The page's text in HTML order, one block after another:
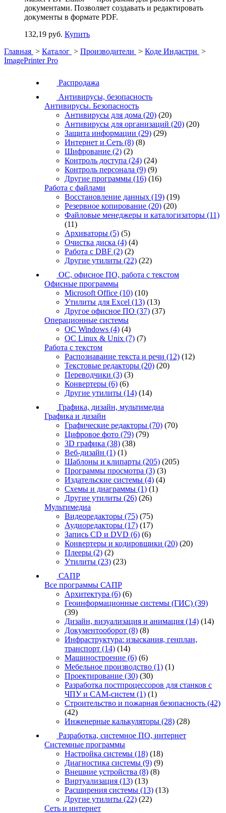
документами. Позволяет создавать и редактировать
документы в формате PDF.
132,19 руб. Купить
Главная > Каталог > Производители > Коде Индастри >
ImagePrinter Pro
Распродажа
Антивирусы, безопасность
Антивирусы. Безопасность
Антивирусы для дома (20) (20)
Антивирусы для организаций (20) (20)
Защита информации (29) (29)
Интернет и Сеть (8) (8)
Шифрование (2) (2)
Контроль доступа (24) (24)
Контроль персонала (9) (9)
Другие программы (16) (16)
Работа с файлами
Восстановление данных (19) (19)
Резервное копирование (20) (20)
Файловые менеджеры и каталогизаторы (11)
(11)
Архиваторы (5) (5)
Очистка диска (4) (4)
Работа с DBF (2) (2)
Другие утилиты (22) (22)
ОС, офисное ПО, работа с текстом
Офисные программы
Microsoft Office (10) (10)
Утилиты для Excel (13) (13)
Другое офисное ПО (37) (37)
Операционные системы
ОС Windows (4) (4)
ОС Linux & Unix (7) (7)
Работа с текстом
Распознавание текста и речи (12) (12)
Текстовые редакторы (20) (20)
Переводчики (3) (3)
Конвертеры (6) (6)
Другие утилиты (14) (14)
Графика, дизайн, мультимедиа
Графика и дизайн
Графические редакторы (70) (70)
Цифровое фото (79) (79)
3D графика (38) (38)
Веб-дизайн (1) (1)
Шаблоны и клипарты (205) (205)
Программы просмотра (3) (3)
Издательские системы (4) (4)
Схемы и диаграммы (1) (1)
Другие утилиты (26) (26)
Мультимедиа
Видеоредакторы (75) (75)
Аудиоредакторы (17) (17)
Запись CD и DVD (6) (6)
Конвертеры и кодировщики (20) (20)
Плееры (2) (2)
Утилиты (23) (23)
САПР
Все программы САПР
Архитектура (6) (6)
Геоинформационные системы (ГИС) (39)
(39)
Дизайн, визуализация и анимация (14) (14)
Документооборот (8) (8)
Инфраструктура: изыскания, генплан,
транспорт (14) (14)
Машиностроение (6) (6)
Мебельное производство (1) (1)
Проектирование (30) (30)
Разработка постпроцессоров для станков с
ЧПУ и CAM-систем (1) (1)
Строительство и пожарная безопасность (42)
(42)
Инженерные калькуляторы (28) (28)
Разработка, системное ПО, интернет
Системные программы
Настройка системы (18) (18)
Диагностика системы (9) (9)
Внешние устройства (8) (8)
Виртуализация (13) (13)
Расширения системы (13) (13)
Другие утилиты (22) (22)
Сеть и интернет